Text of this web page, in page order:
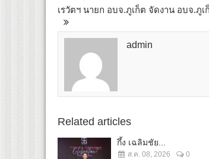
เรวัตฯ นายก อบจ.ภูเก็ต จัดงาน อบจ.
admin
Related articles
กึ้ง เฉลิมชัย...
ส.ค. 08, 2026 0